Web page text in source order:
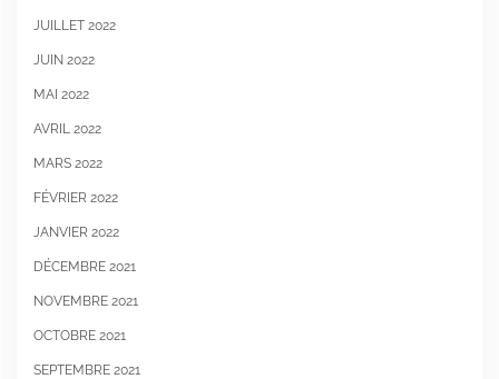
JUILLET 2022
JUIN 2022
MAI 2022
AVRIL 2022
MARS 2022
FÉVRIER 2022
JANVIER 2022
DÉCEMBRE 2021
NOVEMBRE 2021
OCTOBRE 2021
SEPTEMBRE 2021